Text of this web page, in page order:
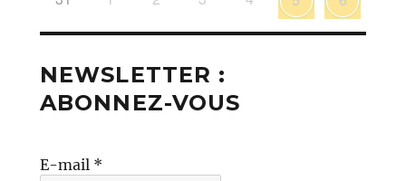
NEWSLETTER :
ABONNEZ-VOUS
E-mail *